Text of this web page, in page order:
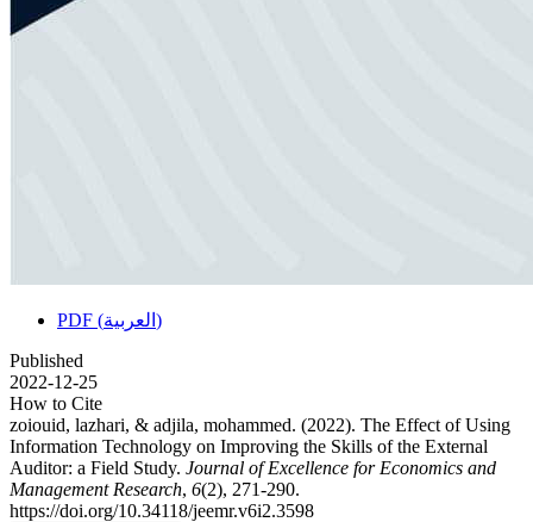
PDF (العربية)
Published
2022-12-25
How to Cite
zoiouid, lazhari, & adjila, mohammed. (2022). The Effect of Using
Information Technology on Improving the Skills of the External
Auditor: a Field Study. Journal of Excellence for Economics and
Management Research, 6(2), 271-290.
https://doi.org/10.34118/jeemr.v6i2.3598